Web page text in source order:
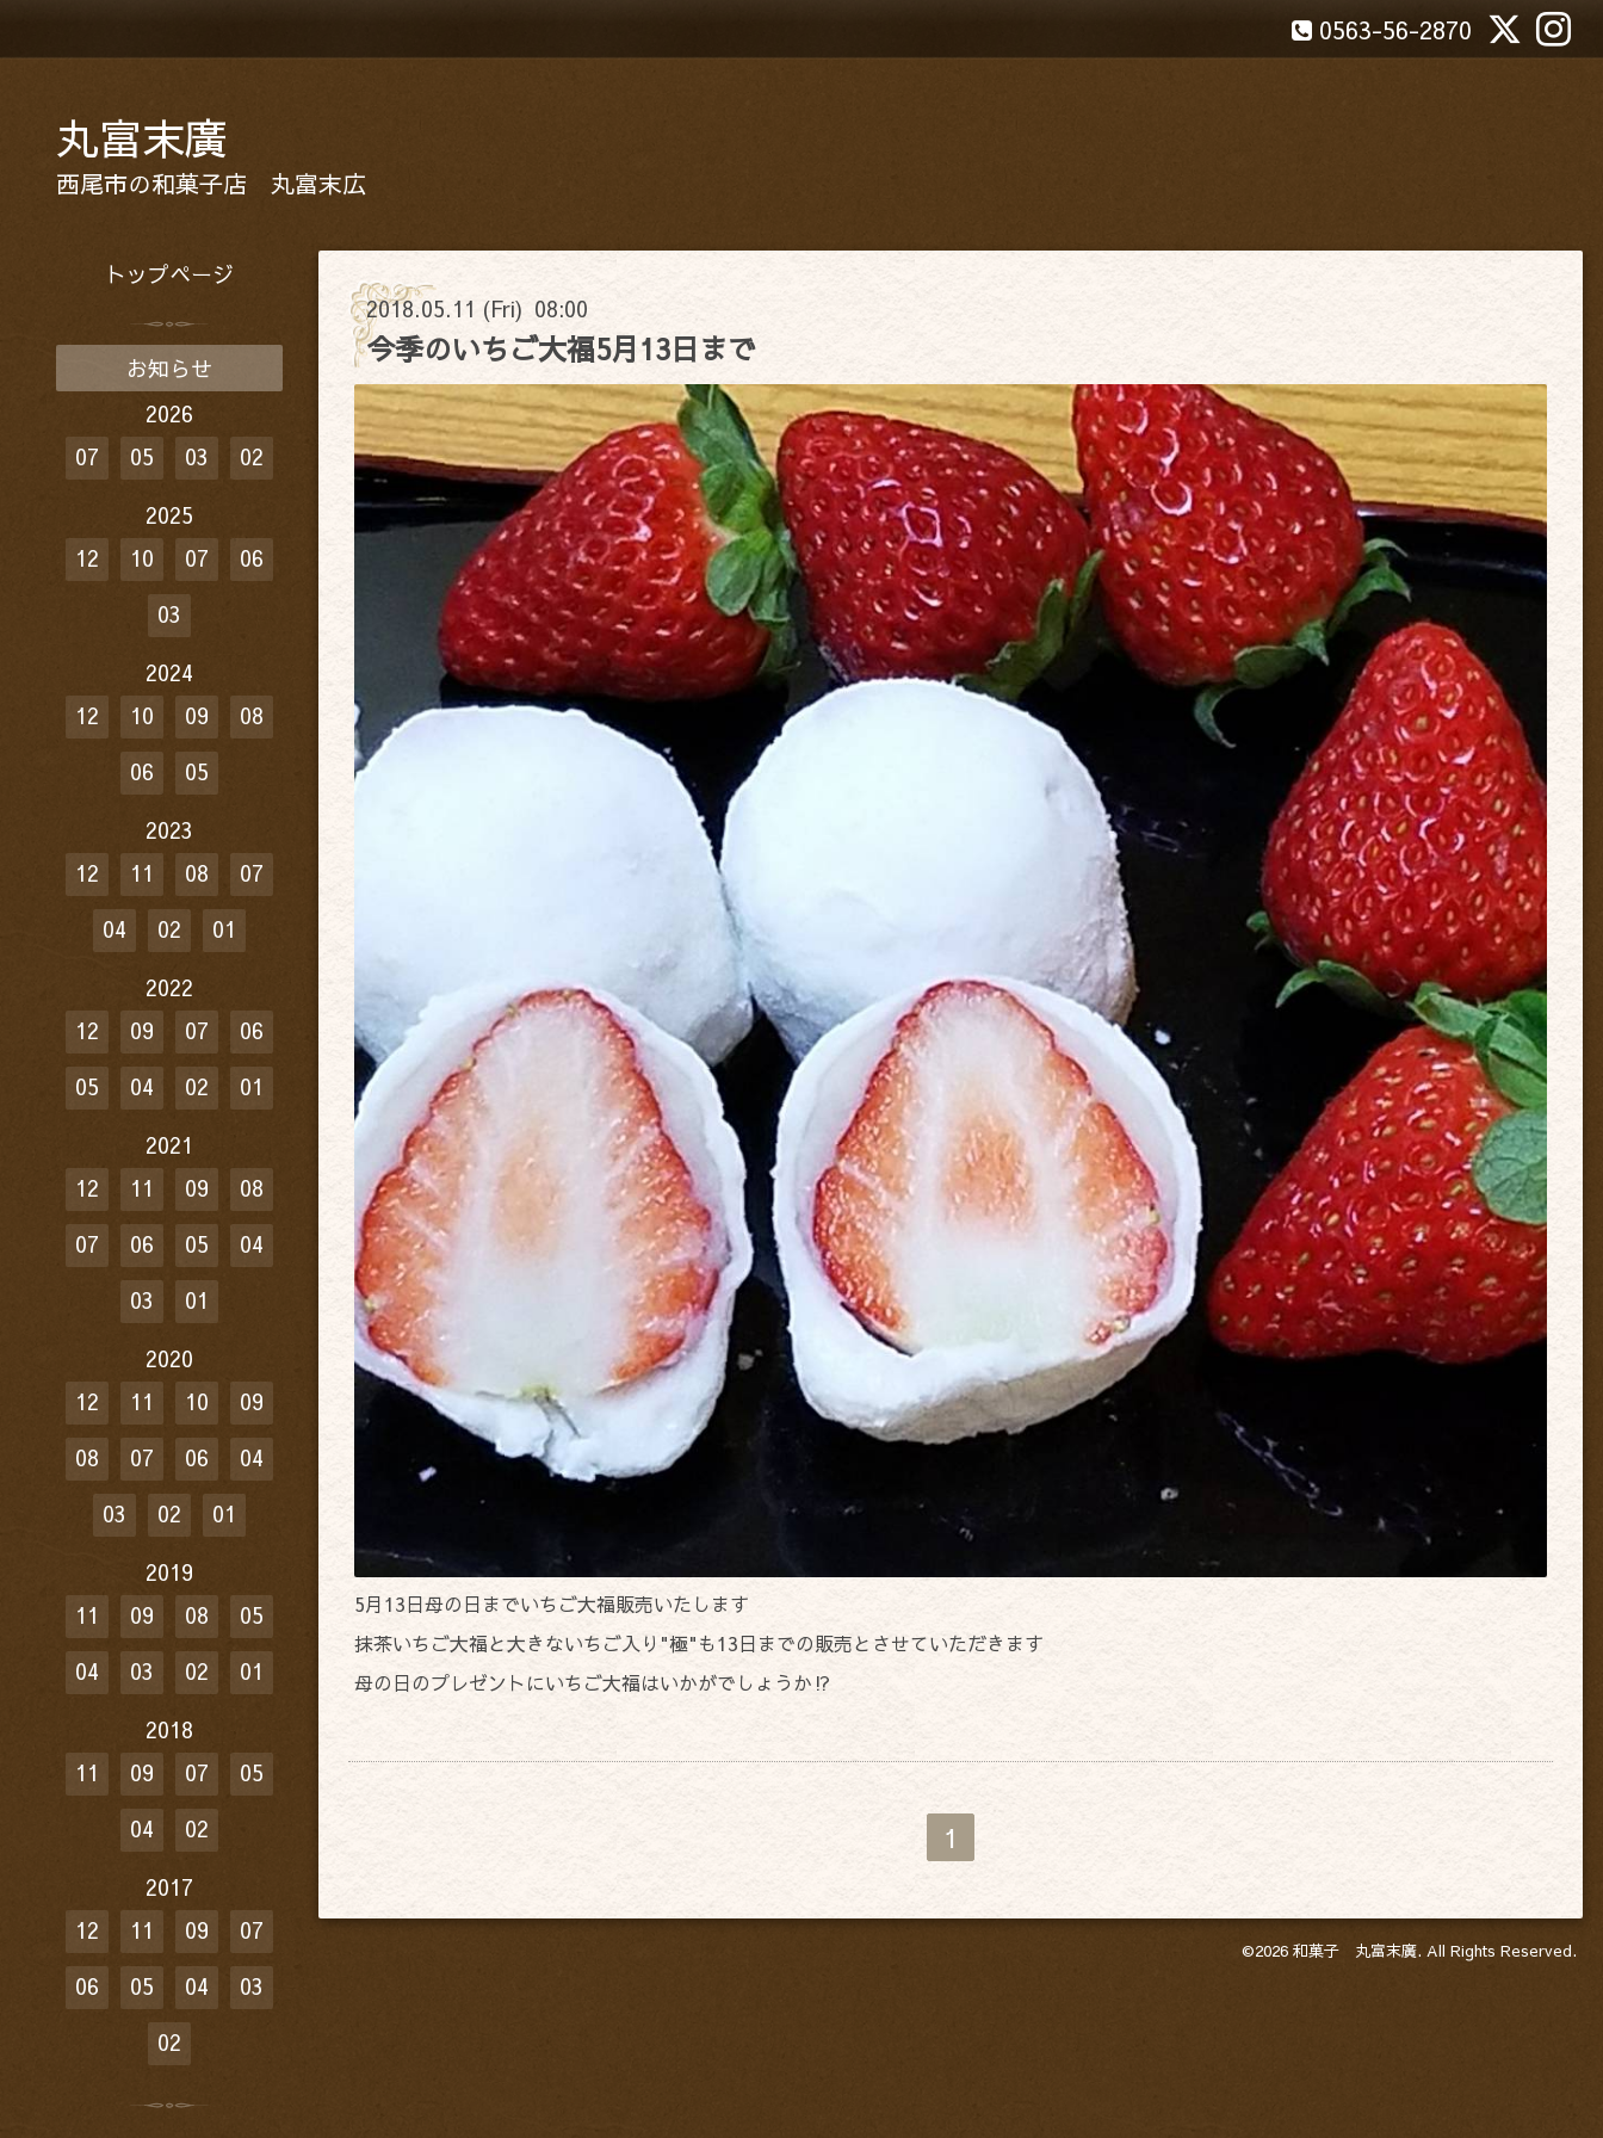
0563-56-2870
丸富末廣
西尾市の和菓子店 丸富末広
2018.05.11 (Fri) 08:00
今季のいちご大福5月13日まで
5月13日母の日までいちご大福販売いたします
抹茶いちご大福と大きないちご入り"極"も13日までの販売とさせていただきます
母の日のプレゼントにいちご大福はいかがでしょうか⁉
1
©2026 和菓子 丸富末廣. All Rights Reserved.
トップページ
お知らせ
2026
07
05 03
02
2025
12
10 07
06
03
2024
12
10 09
08
06
05
2023
12
11 08
07
04
02
01
2022
12
09 07
06
05
04 02
01
2021
12
11 09
08
07
06 05
04
03
01
2020
12
11 10
09
08
07 06
04
03
02
01
2019
11
09 08
05
04
03 02
01
2018
11
09 07
05
04
02
2017
12
11 09
07
06
05 04
03
02